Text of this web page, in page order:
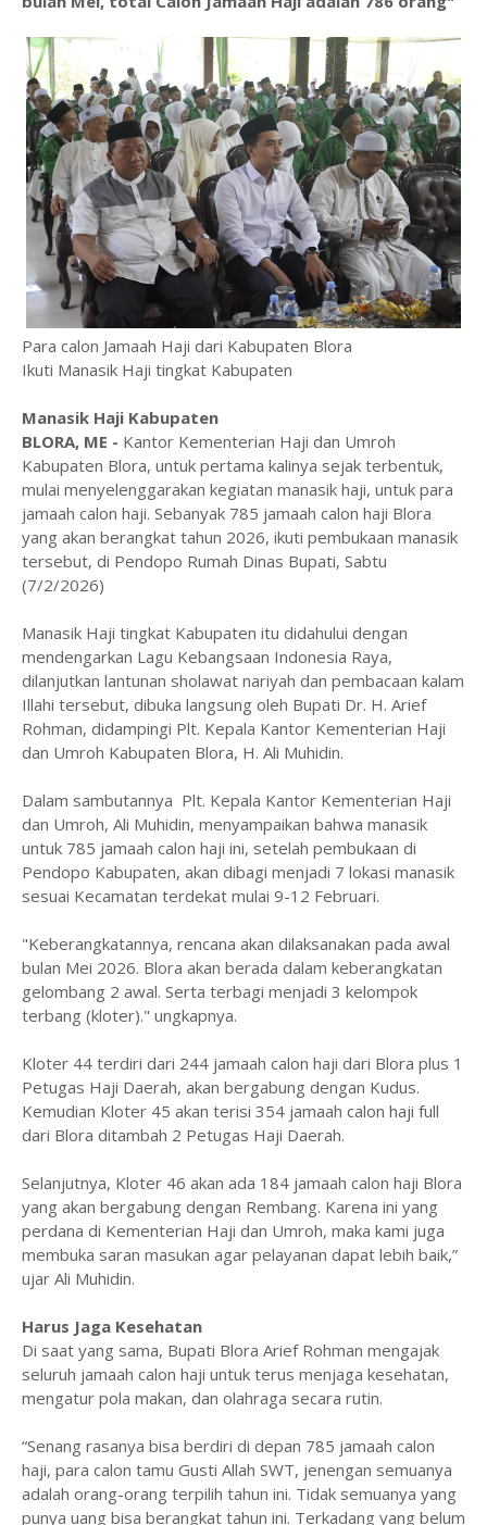
Para calon Jamaah Haji dari Kabupaten Blora
Ikuti Manasik Haji tingkat Kabupaten
Manasik Haji Kabupaten
BLORA, ME - Kantor Kementerian Haji dan Umroh
Kabupaten Blora, untuk pertama kalinya sejak terbentuk,
mulai menyelenggarakan kegiatan manasik haji, untuk para
jamaah calon haji. Sebanyak 785 jamaah calon haji Blora
yang akan berangkat tahun 2026, ikuti pembukaan manasik
tersebut, di Pendopo Rumah Dinas Bupati, Sabtu
(7/2/2026)
Manasik Haji tingkat Kabupaten itu didahului dengan
mendengarkan Lagu Kebangsaan Indonesia Raya,
dilanjutkan lantunan sholawat nariyah dan pembacaan kalam
Illahi tersebut, dibuka langsung oleh Bupati Dr. H. Arief
Rohman, didampingi Plt. Kepala Kantor Kementerian Haji
dan Umroh Kabupaten Blora, H. Ali Muhidin.
Dalam sambutannya Plt. Kepala Kantor Kementerian Haji
dan Umroh, Ali Muhidin, menyampaikan bahwa manasik
untuk 785 jamaah calon haji ini, setelah pembukaan di
Pendopo Kabupaten, akan dibagi menjadi 7 lokasi manasik
sesuai Kecamatan terdekat mulai 9-12 Februari.
"Keberangkatannya, rencana akan dilaksanakan pada awal
bulan Mei 2026. Blora akan berada dalam keberangkatan
gelombang 2 awal. Serta terbagi menjadi 3 kelompok
terbang (kloter)." ungkapnya.
Kloter 44 terdiri dari 244 jamaah calon haji dari Blora plus 1
Petugas Haji Daerah, akan bergabung dengan Kudus.
Kemudian Kloter 45 akan terisi 354 jamaah calon haji full
dari Blora ditambah 2 Petugas Haji Daerah.
Selanjutnya, Kloter 46 akan ada 184 jamaah calon haji Blora
yang akan bergabung dengan Rembang. Karena ini yang
perdana di Kementerian Haji dan Umroh, maka kami juga
membuka saran masukan agar pelayanan dapat lebih baik,”
ujar Ali Muhidin.
Harus Jaga Kesehatan
Di saat yang sama, Bupati Blora Arief Rohman mengajak
seluruh jamaah calon haji untuk terus menjaga kesehatan,
mengatur pola makan, dan olahraga secara rutin.
“Senang rasanya bisa berdiri di depan 785 jamaah calon
haji, para calon tamu Gusti Allah SWT, jenengan semuanya
adalah orang-orang terpilih tahun ini. Tidak semuanya yang
punya uang bisa berangkat tahun ini. Terkadang yang belum